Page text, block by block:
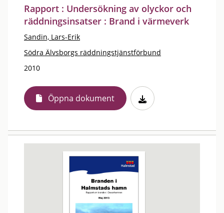
Rapport : Undersökning av olyckor och
räddningsinsatser : Brand i värmeverk
Sandin, Lars-Erik
Södra Älvsborgs räddningstjänstförbund
2010
Öppna dokument